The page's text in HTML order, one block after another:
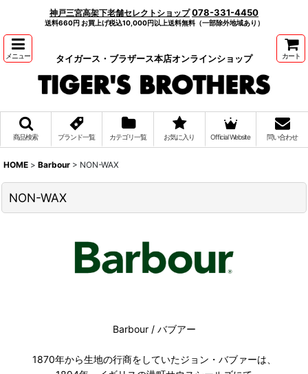
神戸三宮高架下老舗セレクトショップ 078-331-4450
送料660円 お買上げ税込10,000円以上送料無料（一部除外地域あり）
メニュー タイガース・ブラザース本店オンラインショップ カート
商品検索 ブランド一覧 カテゴリ一覧 お気に入り Official Website 問い合わせ
HOME > Barbour > NON-WAX
NON-WAX
Barbour / バブアー
1870年から生地の行商をしていたジョン・バブァーは、